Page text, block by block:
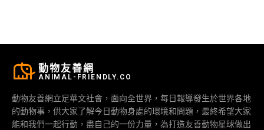
動物友善網
ANIMAL-FRIENDLY.CO
動物友善網立足華文社會，面向全世界，每日報導發生於世界各地
的動物事，供大家了解今日動物身處的環境和問題，最終希望大家
能和我們一起行動，盡自己的一份力量，為打造友善動物星球做出